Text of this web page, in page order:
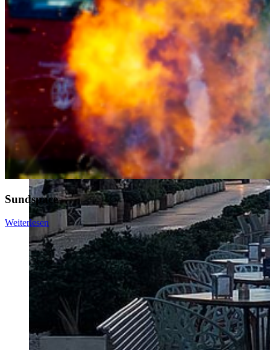
Sundspace
Weiterlesen